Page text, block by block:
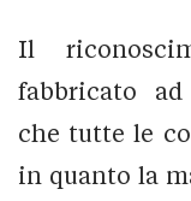
Il
fabbricato
che tutte le
in quanto la